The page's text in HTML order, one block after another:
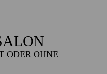
ODER OHNE